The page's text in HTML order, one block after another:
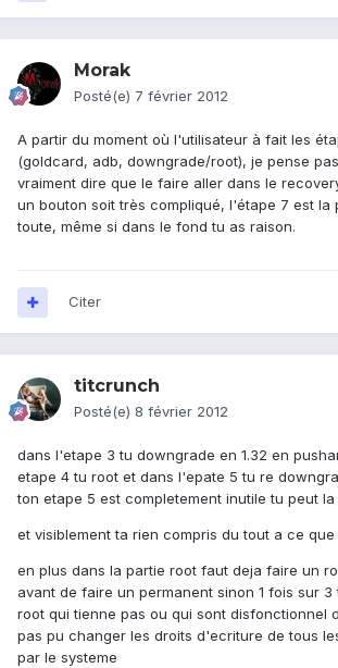
Morak
Posté(e) 7 février 2012
A partir du moment où l'utilisateur à fait les
(goldcard, adb, downgrade/root), je pense
vraiment dire que le faire aller dans le
un bouton soit très compliqué, l'étape 7 est la
toute, même si dans le fond tu as raison.
Citer
titcrunch
Posté(e) 8 février 2012
dans l'etape 3 tu downgrade en 1.32 en
etape 4 tu root et dans l'epate 5 tu re
ton etape 5 est completement inutile tu peut
et visiblement ta rien compris du tout a ce que
en plus dans la partie root faut deja faire un
avant de faire un permanent sinon 1 fois sur
root qui tienne pas ou qui sont disfonctionnel
pas pu changer les droits d'ecriture de tous
par le systeme